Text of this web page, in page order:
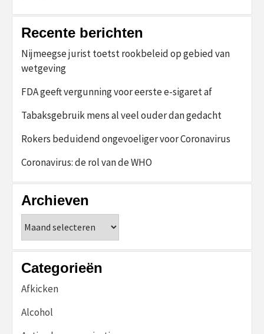
Recente berichten
Nijmeegse jurist toetst rookbeleid op gebied van
wetgeving
FDA geeft vergunning voor eerste e-sigaret af
Tabaksgebruik mens al veel ouder dan gedacht
Rokers beduidend ongevoeliger voor Coronavirus
Coronavirus: de rol van de WHO
Archieven
Categorieën
Afkicken
Alcohol